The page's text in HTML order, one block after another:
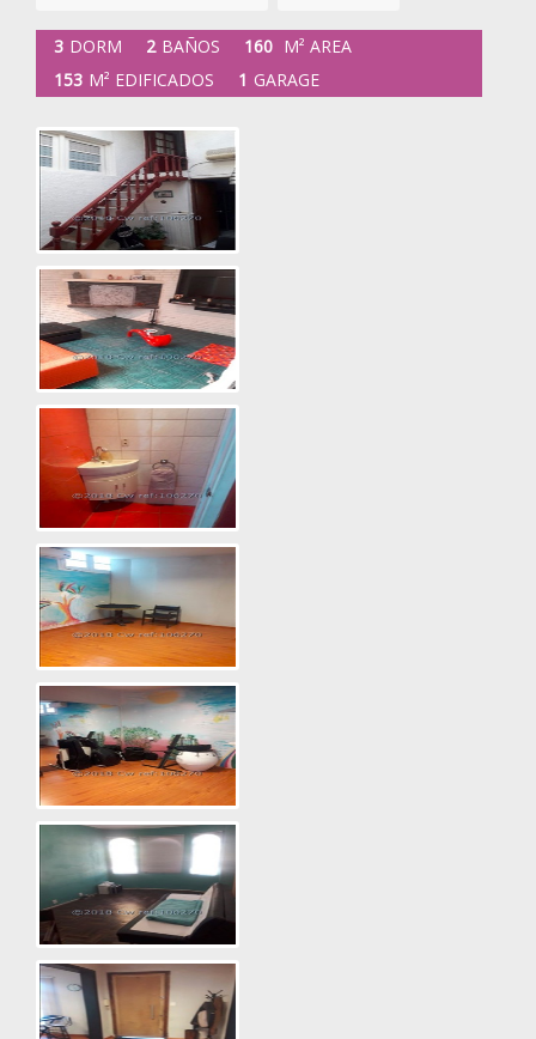
3 DORM 2 BAÑOS 160 M² AREA
153 M² EDIFICADOS 1 GARAGE